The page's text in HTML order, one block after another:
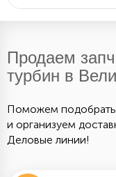
Продаем
турбин в
Поможем подобрать
и организуем
Деловые линии!